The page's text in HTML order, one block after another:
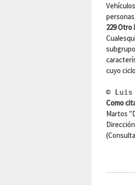
229 Otro
cuyo
© Luis
Como
Martos